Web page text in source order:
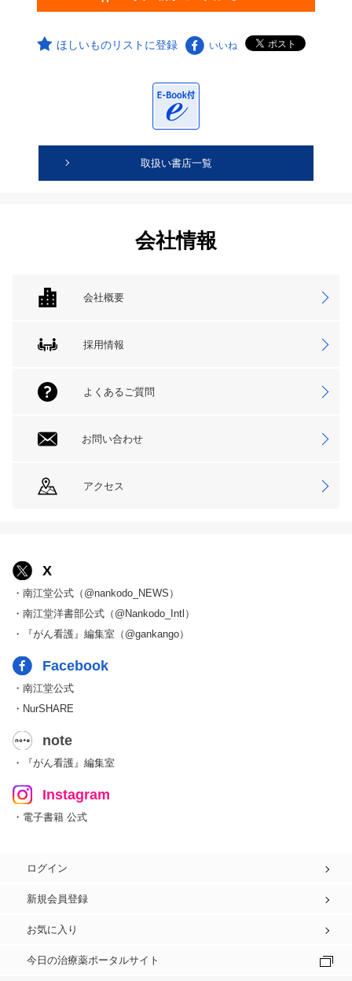
ほしいものリストに登録 いいね
取扱い書店一覧
会社情報
会社概要
採用情報
よくあるご質問
お問い合わせ
アクセス
X
・南江堂公式（@nankodo_NEWS）
・南江堂洋書部公式（@Nankodo_Intl）
・『がん看護』編集室（@gankango）
Facebook
・南江堂公式
・NurSHARE
note
・『がん看護』編集室
Instagram
・電子書籍 公式
ログイン
新規会員登録
お気に入り
今日の治療薬ポータルサイト